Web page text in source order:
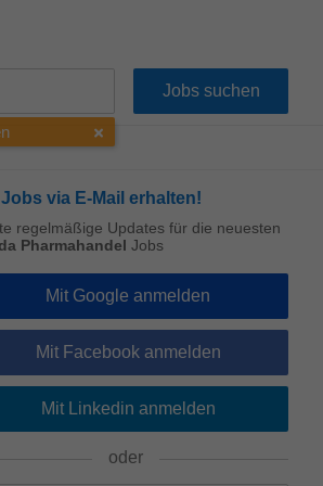
Jobs via E-Mail erhalten!
regelmäßige Updates für die neuesten
Pharmahandel Jobs
Mit Google anmelden
Mit Facebook anmelden
Mit Linkedin anmelden
oder